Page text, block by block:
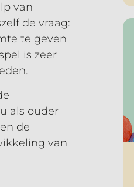
van
de vraag:
te geven
is zeer
als ouder
de
van